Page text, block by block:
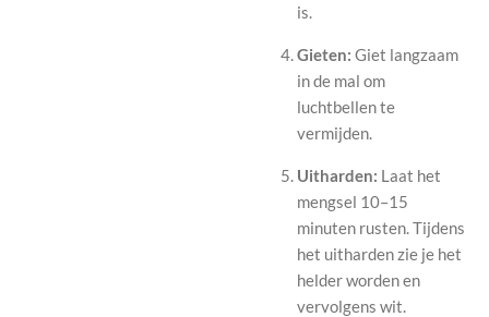
is.
Gieten: Giet langzaam
in de mal om
luchtbellen te
vermijden.
Uitharden: Laat het
mengsel 10–15
minuten rusten. Tijdens
het uitharden zie je het
helder worden en
vervolgens wit.